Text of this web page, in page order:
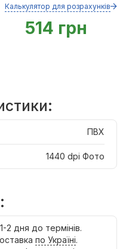
Калькулятор для розрахунків
514 грн
ПВХ
1440 dpi Фото
2 дня до термінів.
по Україні.